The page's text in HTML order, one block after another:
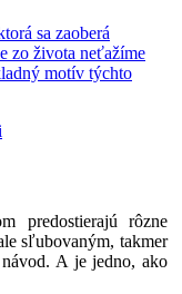
sa zaoberá
zo života neťažíme
motív týchto
predostierajú rôzne
sľubovaným, takmer
návod. A je jedno, ako